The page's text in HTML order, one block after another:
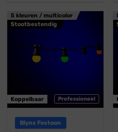
5 kleuren / multicolor
Stootbestendig
Professioneel
Koppelbaar
Blynx Festoon